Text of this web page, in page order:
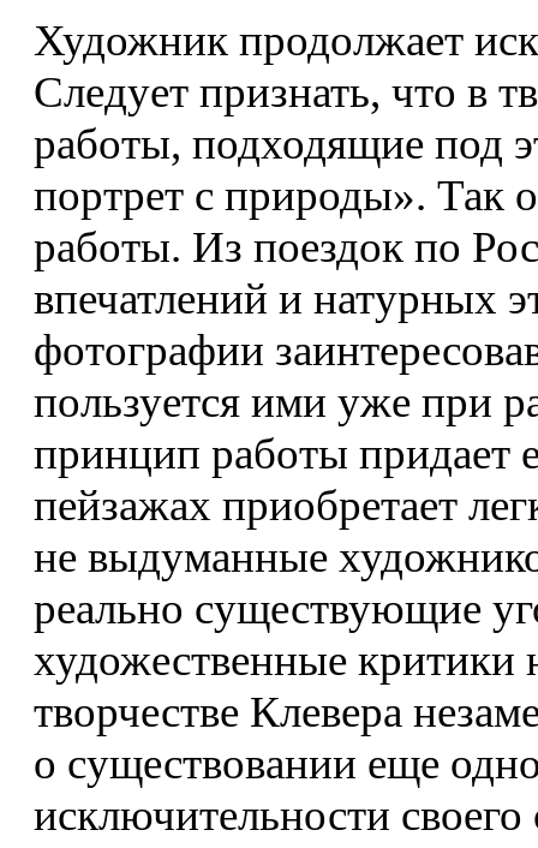
Художник продолжает
Следует признать, что в
работы, подходящие под
портрет с природы». Так
работы. Из поездок по
впечатлений и натурных
фотографии
пользуется ими уже при
принцип работы придает
пейзажах приобретает
не выдуманные
реально существующие
художественные критики
творчестве Клевера
о существовании еще
исключительности